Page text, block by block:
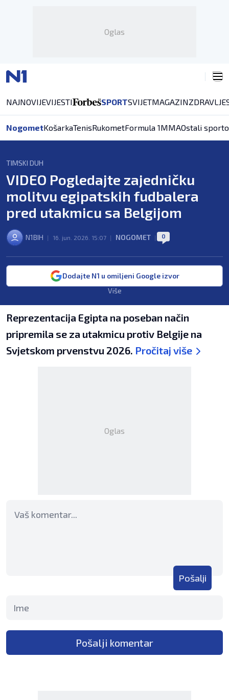
Oglas
NAJNOVIJEVIJESTI SPORTSVIJETMAGAZINZDRAVLJE
NogometKošarkaTenisRukometFormula 1MMAOstali
TIMSKI DUH
VIDEO Pogledajte zajedničku
molitvu egipatskih fudbalera
pred utakmicu sa Belgijom
N1BIH | 16. jun. 2026. 15:07 | NOGOMET | 0
Dodajte N1 u omiljeni Google izvor
Više
Reprezentacija Egipta na poseban način
pripremila se za utakmicu protiv Belgije na
Svjetskom prvenstvu 2026. Pročitaj više
Oglas
Pošalji
Pošalji komentar